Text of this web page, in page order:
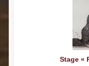
Stage «